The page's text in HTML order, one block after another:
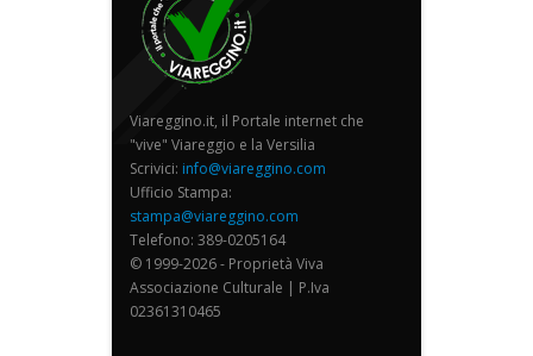
Viareggino.it, il Portale internet che
"vive" Viareggio e la Versilia
Scrivici: info@viareggino.com
Ufficio Stampa:
stampa@viareggino.com
Telefono: 389-0205164
© 1999-2026 - Proprietà Viva
Associazione Culturale | P.Iva
02361310465